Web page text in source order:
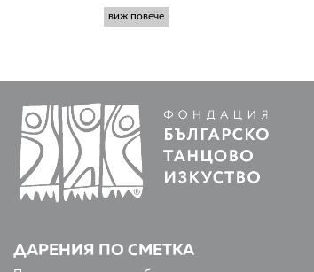
виж повече
ДАРЕНИЯ ПО СМЕТКА